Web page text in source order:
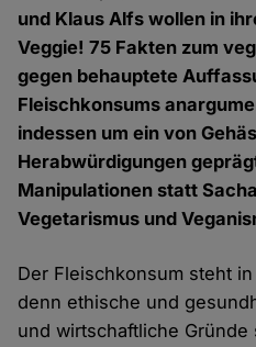
und Klaus Alfs wollen in
Veggie! 75 Fakten zum
gegen behauptete
Fleischkonsums
indessen um ein von
Herabwürdigungen
Manipulationen statt
Vegetarismus und
Der Fleischkonsum steht
denn ethische und
und wirtschaftliche